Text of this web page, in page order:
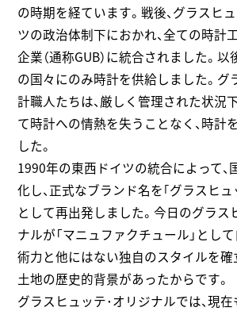
の時期を経ています。戦後、グラスヒ
ツの政治体制下におかれ、全ての時計
企業（通称GUB）に統合されました。
の国々にのみ時計を供給しました。グ
計職人たちは、厳しく管理された状況
て時計への情熱を失うことなく、時計
した。
1990年の東西ドイツの統合によって、
化し、正式なブランド名を｢グラスヒュ
として再出発しました。今日のグラス
ナルが「マニュファクチュール」とし
術力と他にはない独自のスタイルを確
土地の歴史的背景があったからです。
グラスヒュッテ･オリジナルでは、現